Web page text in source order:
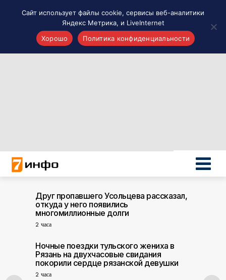
Новости России
Политика
Новости мира
Все материалы 7инфо
О НАС
ПОИСК ПО САЙТУ
Друг пропавшего Усольцева рассказал,
откуда у него появились
многомиллионные долги
2 часа
Ночные поездки тульского жениха в
Рязань на двухчасовые свидания
покорили сердце рязанской девушки
2 часа
Сайт использует файлы cookie, сервисы веб-аналитики
Яндекс Метрика, и LiveInternet
Хорошо
Политика конфиденциальности